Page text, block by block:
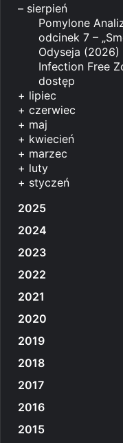
– sierpień
Pomylone
odcinek 7 –
Odyseja (2026)
Infection Free
dostęp
+ lipiec
+ czerwiec
+ maj
+ kwiecień
+ marzec
+ luty
+ styczeń
2025
2024
2023
2022
2021
2020
2019
2018
2017
2016
2015